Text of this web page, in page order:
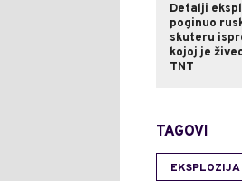
Detalji
poginuo
skuteru
kojoj je
TNT
TAGOVI
EKSPLOZIJA